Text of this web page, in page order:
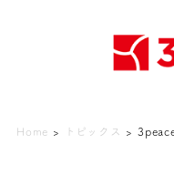
Home > トピックス >